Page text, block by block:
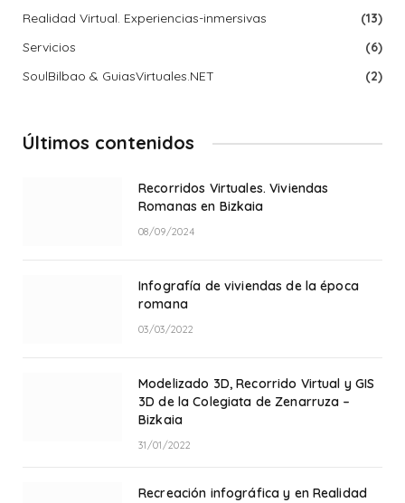
Realidad Virtual. Experiencias-inmersivas
(13)
Servicios
(6)
SoulBilbao & GuiasVirtuales.NET
(2)
Últimos contenidos
Recorridos Virtuales. Viviendas
Romanas en Bizkaia
08/09/2024
Infografía de viviendas de la época
romana
03/03/2022
Modelizado 3D, Recorrido Virtual y GIS
3D de la Colegiata de Zenarruza –
Bizkaia
31/01/2022
Recreación infográfica y en Realidad